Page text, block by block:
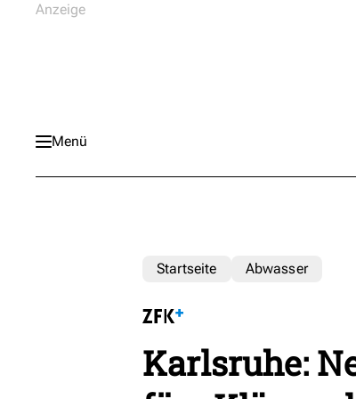
Menü
Startseite Abwasser
Karlsruhe: